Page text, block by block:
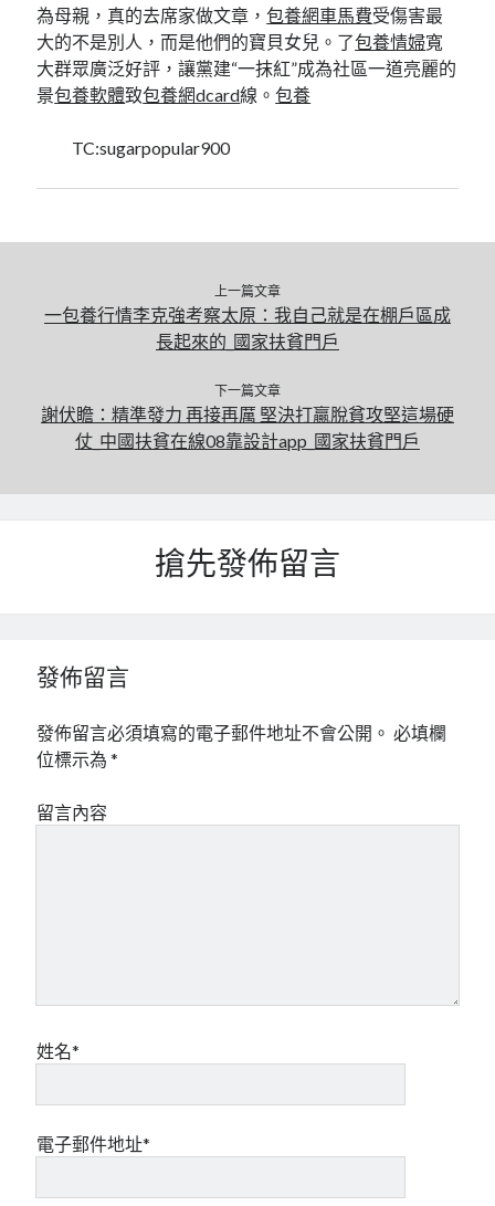
為母親，真的去席家做文章，包養網車馬費受傷害最
大的不是別人，而是他們的寶貝女兒。了包養情婦寬
大群眾廣泛好評，讓黨建“一抹紅”成為社區一道亮麗的
景包養軟體致包養網dcard線。包養
TC:sugarpopular900
上一篇文章
一包養行情李克強考察太原：我自己就是在棚戶區成
長起來的_國家扶貧門戶
下一篇文章
謝伏瞻：精準發力 再接再厲 堅決打贏脫貧攻堅這場硬
仗_中國扶貧在線08靠設計app_國家扶貧門戶
搶先發佈留言
發佈留言
發佈留言必須填寫的電子郵件地址不會公開。 必填欄
位標示為*
留言內容
姓名*
電子郵件地址*